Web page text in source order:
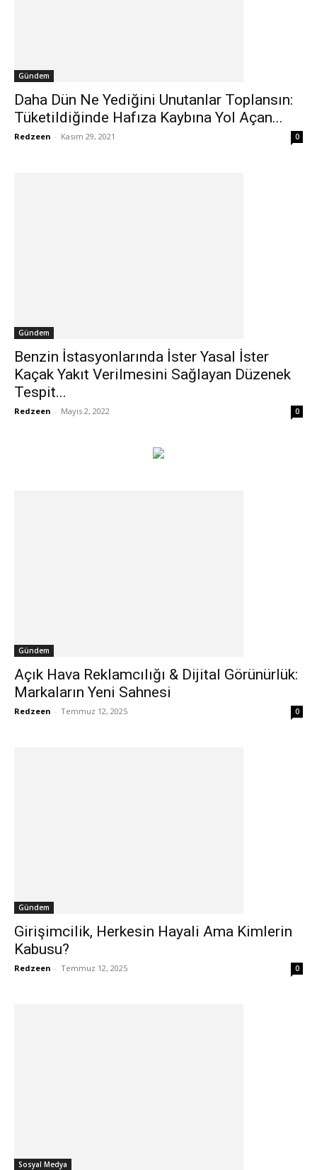
Gündem
Daha Dün Ne Yediğini Unutanlar Toplansın:
Tüketildiğinde Hafıza Kaybına Yol Açan...
Redzeen - Kasım 29, 2021 0
Gündem
Benzin İstasyonlarında İster Yasal İster
Kaçak Yakıt Verilmesini Sağlayan Düzenek
Tespit...
Redzeen - Mayıs 2, 2022 0
Gündem
Açık Hava Reklamcılığı & Dijital Görünürlük:
Markaların Yeni Sahnesi
Redzeen - Temmuz 12, 2025 0
Gündem
Girişimcilik, Herkesin Hayali Ama Kimlerin
Kabusu?
Redzeen - Temmuz 12, 2025 0
Sosyal Medya